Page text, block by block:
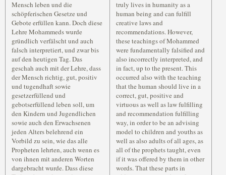
Mensch leben und die
schöpferischen Gesetze und
Gebote erfüllen kann. Doch diese
Lehre Mohammeds wurde
gründlich verfälscht und auch
falsch interpretiert, und zwar bis
auf den heutigen Tag. Das
geschah auch mit der Lehre, dass
der Mensch richtig, gut, positiv
und tugendhaft sowie
gesetzerfüllend und
gebotserfüllend leben soll, um
den Kindern und Jugendlichen
sowie auch den Erwachsenen
jeden Alters belehrend ein
Vorbild zu sein, wie das alle
Propheten lehrten, auch wenn es
von ihnen mit anderen Worten
dargebracht wurde. Dass diese
truly lives in humanity as a
human being and can fulfill
creative laws and
recommendations. However,
these teachings of Mohammed
were fundamentally falsified and
also incorrectly interpreted, and
in fact, up to the present. This
occurred also with the teaching
that the human should live in a
correct, gut, positive and
virtuous as well as law fulfilling
and recommendation fulfilling
way, in order to be an advising
model to children and youths as
well as also adults of all ages, as
all of the prophets taught, even
if it was offered by them in other
words. That these parts in